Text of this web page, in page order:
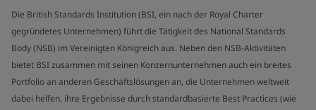
Die British Standards Institution (BSI, ein nach der Royal Charter
gegründetes Unternehmen) führt die Tätigkeit des National Standards
Body (NSB) im Vereinigten Königreich aus. Neben den NSB-Aktivitäten
bietet BSI zusammen mit seinen Konzernunternehmen auch ein breites
Portfolio an anderen Geschäftslösungen an, die Unternehmen weltweit
dabei helfen, ihre Ergebnisse durch standardbasierte Best Practices (wie